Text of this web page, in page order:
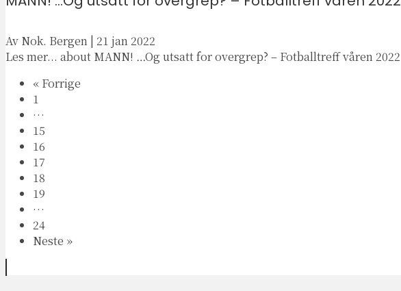
Av Nok. Bergen | 21 jan 2022
Les mer... about MANN! …Og utsatt for overgrep? – Fotballtreff våren 2022
« Forrige
1
…
15
16
17
18
19
…
24
Neste »